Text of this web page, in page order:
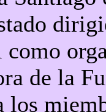
de la
los